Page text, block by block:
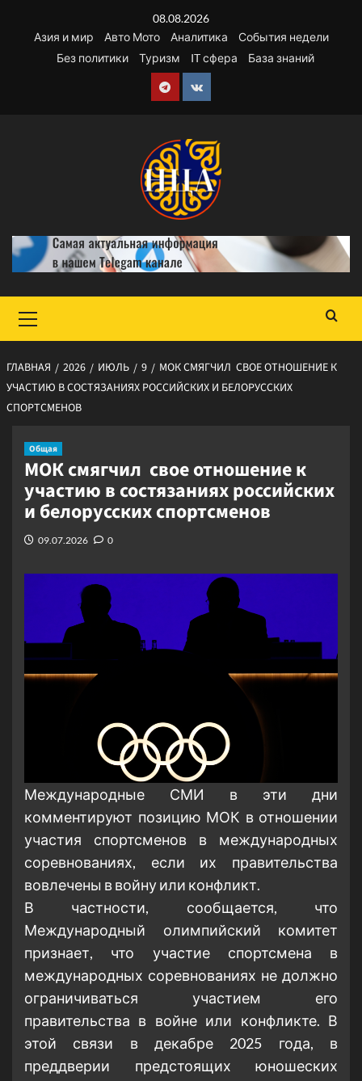
содержимому
08.08.2026
Азия и мир
Авто Мото Аналитика
События недели
Без политики
Туризм IT сфера База знаний
Telegram
VK
меню
ГЛАВНАЯ 2026 ИЮЛЬ 9
МОК СМЯГЧИЛ СВОЕ ОТНОШЕНИЕ К
УЧАСТИЮ В СОСТЯЗАНИЯХ РОССИЙСКИХ И БЕЛОРУССКИХ
СПОРТСМЕНОВ
Общая
МОК смягчил свое отношение к
участию в состязаниях российских
и белорусских спортсменов
09.07.2026 0
Международные СМИ в эти дни
комментируют позицию МОК в отношении
участия спортсменов в международных
соревнованиях, если их правительства
вовлечены в войну или конфликт.
В частности, сообщается, что
Международный олимпийский комитет
признает, что участие спортсмена в
международных соревнованиях не должно
ограничиваться участием его
правительства в войне или конфликте. В
этой связи в декабре 2025 года, в
преддверии предстоящих юношеских